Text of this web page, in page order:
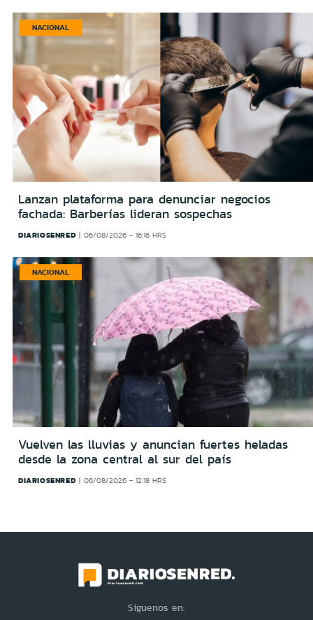
NACIONAL
Lanzan plataforma para denunciar negocios
fachada: Barberías lideran sospechas
DIARIOSENRED 06/08/2026 - 16:16 HRS
NACIONAL
Vuelven las lluvias y anuncian fuertes heladas
desde la zona central al sur del país
DIARIOSENRED 06/08/2026 - 12:18 HRS
Síguenos en: